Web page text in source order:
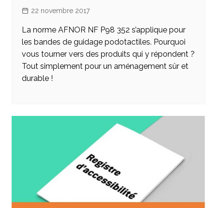
22 novembre 2017
La norme AFNOR NF P98 352 s’applique pour
les bandes de guidage podotactiles. Pourquoi
vous tourner vers des produits qui y répondent ?
Tout simplement pour un aménagement sûr et
durable !